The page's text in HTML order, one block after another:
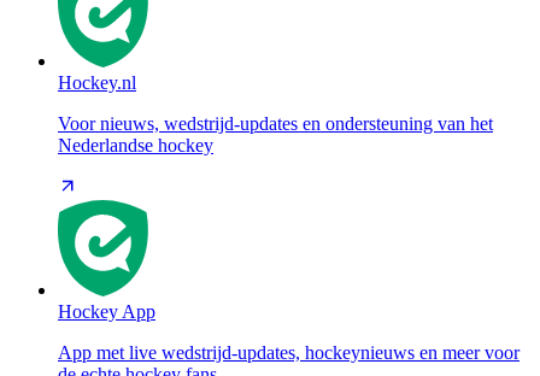
Hockey.nl
Voor nieuws, wedstrijd-updates en ondersteuning van het
Nederlandse hockey
Hockey App
App met live wedstrijd-updates, hockeynieuws en meer voor